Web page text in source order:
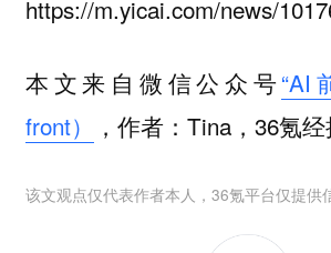
https://m.yicai.com/news/
本文来自微信公众号“AI
front）
，作者：Tina，36氪经
该文观点仅代表作者本人，36氪平台仅提供